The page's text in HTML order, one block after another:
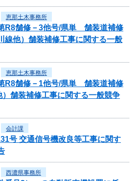
恵那土木事務所
R8舗修－3他号/県単 舗装道補修
線他）舗装補修工事に関する一般
恵那土木事務所
R8舗修－1他号/県単 舗装道補修
舗装補修工事に関する一般競争
会計課
号 交通信号機改良等工事に関す
西濃県事務所